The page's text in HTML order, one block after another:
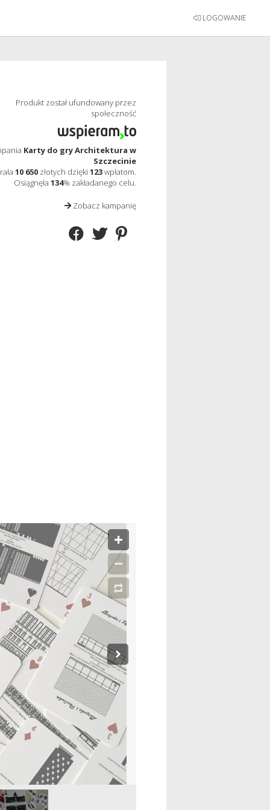
LOGOWANIE
Produkt został ufundowany przez
społeczność
Karty do gry Architektura w
Szczecinie
10 650 złotych dzięki 123wpłatom.
Osiągnęła 134% zakładanego celu.
Zobacz kampanię